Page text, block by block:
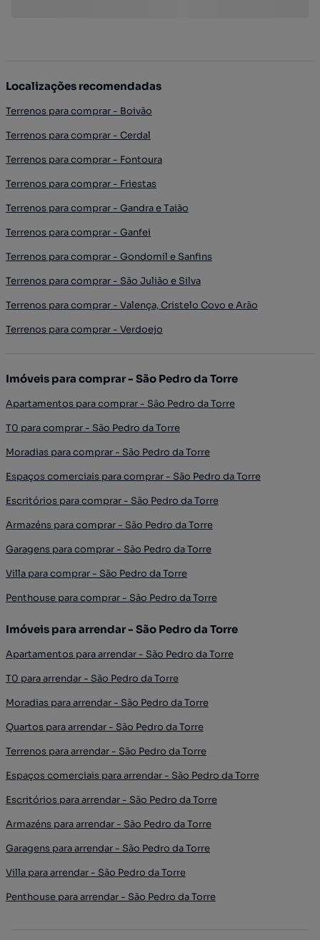
Localizações recomendadas
Terrenos para comprar - Boivão
Terrenos para comprar - Cerdal
Terrenos para comprar - Fontoura
Terrenos para comprar - Friestas
Terrenos para comprar - Gandra e Taião
Terrenos para comprar - Ganfei
Terrenos para comprar - Gondomil e Sanfins
Terrenos para comprar - São Julião e Silva
Terrenos para comprar - Valença, Cristelo Covo e Arão
Terrenos para comprar - Verdoejo
Imóveis para comprar - São Pedro da Torre
Apartamentos para comprar - São Pedro da Torre
T0 para comprar - São Pedro da Torre
Moradias para comprar - São Pedro da Torre
Espaços comerciais para comprar - São Pedro da Torre
Escritórios para comprar - São Pedro da Torre
Armazéns para comprar - São Pedro da Torre
Garagens para comprar - São Pedro da Torre
Villa para comprar - São Pedro da Torre
Penthouse para comprar - São Pedro da Torre
Imóveis para arrendar - São Pedro da Torre
Apartamentos para arrendar - São Pedro da Torre
T0 para arrendar - São Pedro da Torre
Moradias para arrendar - São Pedro da Torre
Quartos para arrendar - São Pedro da Torre
Terrenos para arrendar - São Pedro da Torre
Espaços comerciais para arrendar - São Pedro da Torre
Escritórios para arrendar - São Pedro da Torre
Armazéns para arrendar - São Pedro da Torre
Garagens para arrendar - São Pedro da Torre
Villa para arrendar - São Pedro da Torre
Penthouse para arrendar - São Pedro da Torre